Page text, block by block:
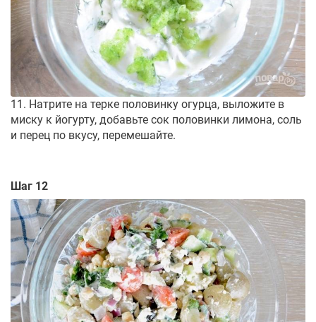
11. Натрите на терке половинку огурца, выложите в
миску к йогурту, добавьте сок половинки лимона, соль
и перец по вкусу, перемешайте.
Шаг 12